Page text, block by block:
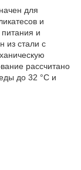
для
и
и
из стали с
рассчитано
до 32 °С и